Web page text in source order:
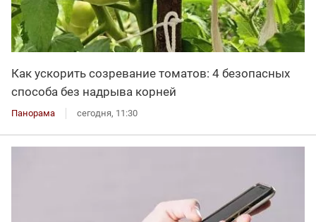
Как ускорить созревание томатов: 4 безопасных
способа без надрыва корней
Панорама сегодня, 11:30